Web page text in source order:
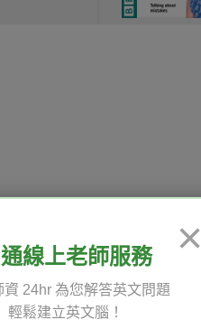
×
通線上老師服務
資 24hr 為您解答英文問題
輕鬆建立英文腦！